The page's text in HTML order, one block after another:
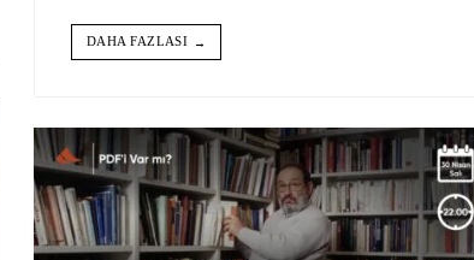
DAHA FAZLASI →